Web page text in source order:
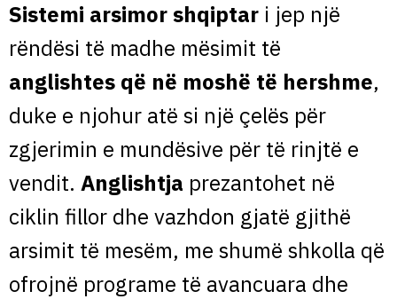
Sistemi arsimor shqiptar i jep një
rëndësi të madhe mësimit të
anglishtes që në moshë të hershme,
duke e njohur atë si një çelës për
zgjerimin e mundësive për të rinjtë e
vendit. Anglishtja prezantohet në
ciklin fillor dhe vazhdon gjatë gjithë
arsimit të mesëm, me shumë shkolla që
ofrojnë programe të avancuara dhe